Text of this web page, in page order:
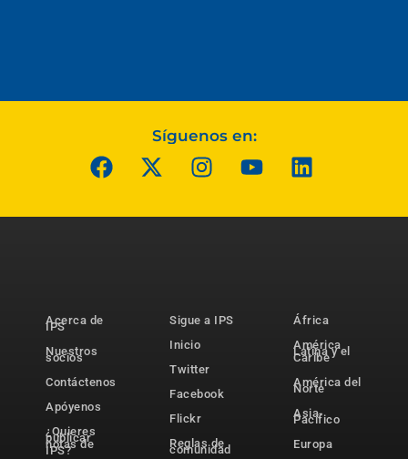
Síguenos en:
Acerca de
IPS
Nuestros
socios
Contáctenos
Apóyenos
¿Quieres
publicar
notas de
IPS?
Sigue a IPS
Inicio
Twitter
Facebook
Flickr
Reglas de
comunidad
África
América
Latina y el
Caribe
América del
Norte
Asia-
Pacífico
Europa